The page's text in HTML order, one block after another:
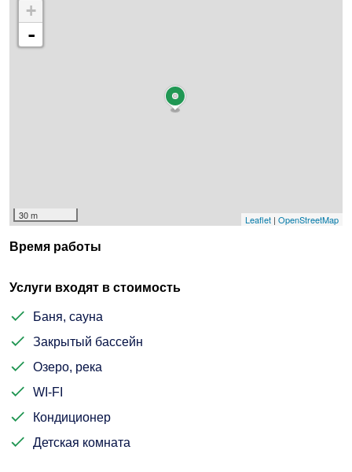
+
-
30 m Leaflet | OpenStreetMap
Время работы
Услуги входят в стоимость
Баня, сауна
Закрытый бассейн
Озеро, река
WI-FI
Кондиционер
Детская комната